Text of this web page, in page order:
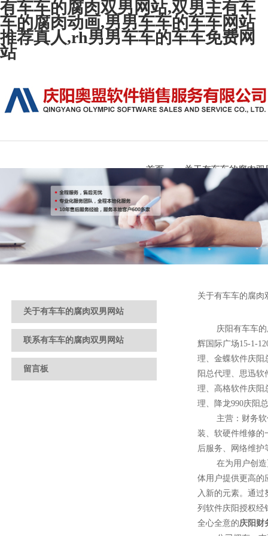
有车车的腐肉双男网站,双男主有车
车的腐肉动画,男男车车的车车网站
推荐真人,rh男男车车的车车免费网
站
首页 关于有车车的腐肉双
关于有车车的腐肉双男网站
联系有车车的腐肉双男网站
留言板
关于有车车的腐肉
庆阳有车车的腐
辉国际广场15-1-
理、金蝶软件庆阳
阳总代理、思迅
理、高格软件庆
理、降龙990庆
主营：财务软件
装、软硬件维修的
后服务、网络维
在为用户创造更
体用户提供更高的应
入新的元素。通
列软件庆阳授权经
全心全意的庆阳财